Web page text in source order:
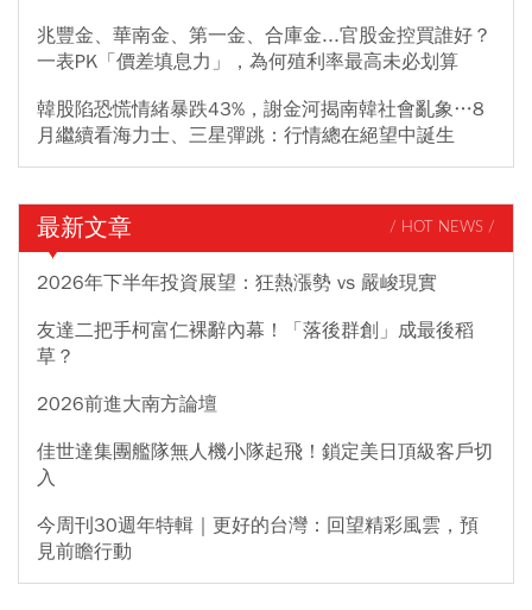
兆豐金、華南金、第一金、合庫金...官股金控買誰好？
一表PK「價差填息力」，為何殖利率最高未必划算
韓股陷恐慌情緒暴跌43%，謝金河揭南韓社會亂象…8
月繼續看海力士、三星彈跳：行情總在絕望中誕生
最新文章 / HOT NEWS /
2026年下半年投資展望：狂熱漲勢 vs 嚴峻現實
友達二把手柯富仁裸辭內幕！「落後群創」成最後稻
草？
2026前進大南方論壇
佳世達集團艦隊無人機小隊起飛！鎖定美日頂級客戶切
入
今周刊30週年特輯｜更好的台灣：回望精彩風雲，預
見前瞻行動